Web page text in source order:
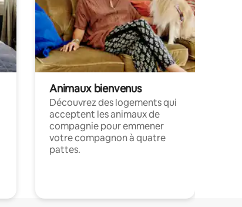
Animaux bienvenus
Découvrez des logements qui
acceptent les animaux de
compagnie pour emmener
votre compagnon à quatre
pattes.